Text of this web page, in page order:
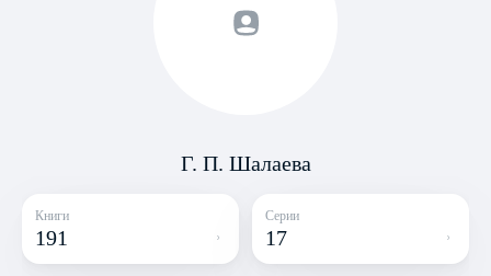
Г. П. Шалаева
Книги
191
Серии
17